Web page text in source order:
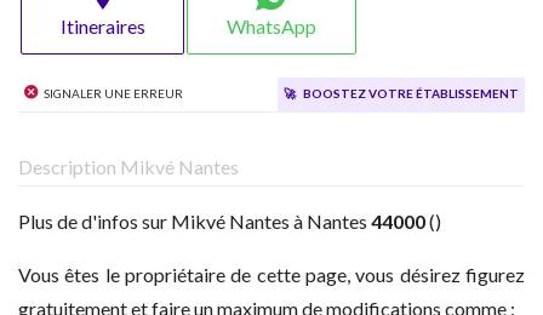
Itineraires WhatsApp
Signaler une erreur 🚀 Boostez votre établissement
Description Mikvé Nantes
Plus de d'infos sur Mikvé Nantes à Nantes 44000()
Vous êtes le propriétaire de cette page, vous désirez figurez
gratuitement et faire un maximum de modifications comme :